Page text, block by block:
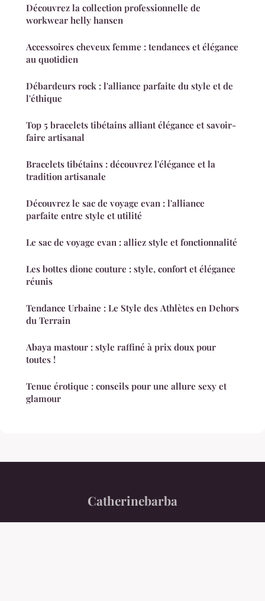
Découvrez la collection professionnelle de
workwear helly hansen
Accessoires cheveux femme : tendances et élégance
au quotidien
Débardeurs rock : l'alliance parfaite du style et de
l'éthique
Top 5 bracelets tibétains alliant élégance et savoir-
faire artisanal
Bracelets tibétains : découvrez l'élégance et la
tradition artisanale
Découvrez le sac de voyage evan : l'alliance
parfaite entre style et utilité
Le sac de voyage evan : alliez style et fonctionnalité
Les bottes dione couture : style, confort et élégance
réunis
Tendance Urbaine : Le Style des Athlètes en Dehors
du Terrain
Abaya mastour : style raffiné à prix doux pour
toutes !
Tenue érotique : conseils pour une allure sexy et
glamour
Catherinebarba